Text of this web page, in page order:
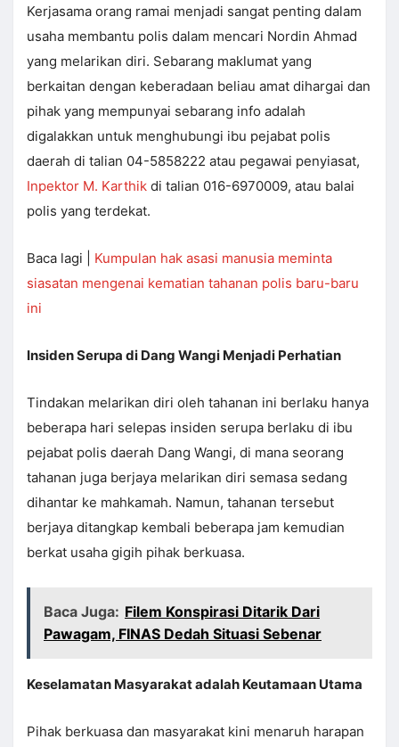
Kerjasama orang ramai menjadi sangat penting dalam
usaha membantu polis dalam mencari Nordin Ahmad
yang melarikan diri. Sebarang maklumat yang
berkaitan dengan keberadaan beliau amat dihargai dan
pihak yang mempunyai sebarang info adalah
digalakkan untuk menghubungi ibu pejabat polis
daerah di talian 04-5858222 atau pegawai penyiasat,
Inpektor M. Karthik di talian 016-6970009, atau balai
polis yang terdekat.
Baca lagi | Kumpulan hak asasi manusia meminta
siasatan mengenai kematian tahanan polis baru-baru
ini
Insiden Serupa di Dang Wangi Menjadi Perhatian
Tindakan melarikan diri oleh tahanan ini berlaku hanya
beberapa hari selepas insiden serupa berlaku di ibu
pejabat polis daerah Dang Wangi, di mana seorang
tahanan juga berjaya melarikan diri semasa sedang
dihantar ke mahkamah. Namun, tahanan tersebut
berjaya ditangkap kembali beberapa jam kemudian
berkat usaha gigih pihak berkuasa.
Baca Juga: Filem Konspirasi Ditarik Dari
Pawagam, FINAS Dedah Situasi Sebenar
Keselamatan Masyarakat adalah Keutamaan Utama
Pihak berkuasa dan masyarakat kini menaruh harapan